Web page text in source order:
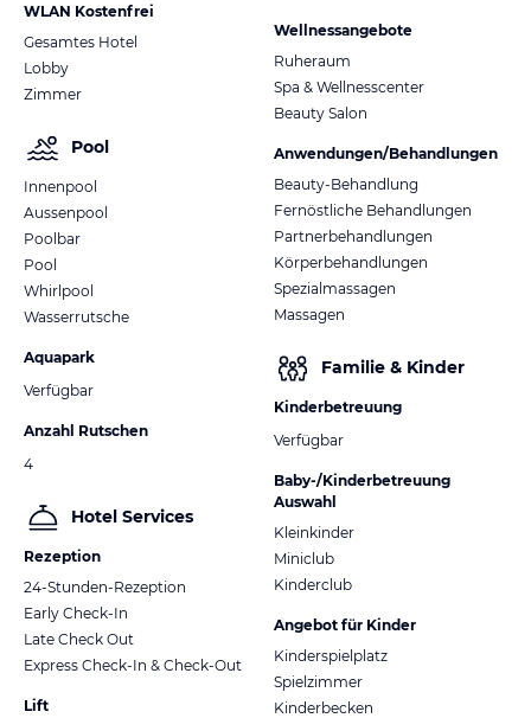
WLAN Kostenfrei
Gesamtes Hotel
Lobby
Zimmer
Pool
Innenpool
Aussenpool
Poolbar
Pool
Whirlpool
Wasserrutsche
Aquapark
Verfügbar
Anzahl Rutschen
4
Hotel Services
Rezeption
24-Stunden-Rezeption
Early Check-In
Late Check Out
Express Check-In & Check-Out
Lift
Wellnessangebote
Ruheraum
Spa & Wellnesscenter
Beauty Salon
Anwendungen/Behandlungen
Beauty-Behandlung
Fernöstliche Behandlungen
Partnerbehandlungen
Körperbehandlungen
Spezialmassagen
Massagen
Familie & Kinder
Kinderbetreuung
Verfügbar
Baby-/Kinderbetreuung
Auswahl
Kleinkinder
Miniclub
Kinderclub
Angebot für Kinder
Kinderspielplatz
Spielzimmer
Kinderbecken